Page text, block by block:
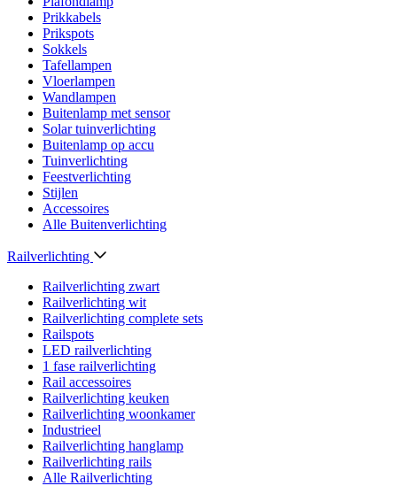
Prikkabels
Prikspots
Sokkels
Tafellampen
Vloerlampen
Wandlampen
Buitenlamp met sensor
Solar tuinverlichting
Buitenlamp op accu
Tuinverlichting
Feestverlichting
Stijlen
Accessoires
Alle Buitenverlichting
Railverlichting
Railverlichting zwart
Railverlichting wit
Railverlichting complete sets
Railspots
LED railverlichting
1 fase railverlichting
Rail accessoires
Railverlichting keuken
Railverlichting woonkamer
Industrieel
Railverlichting hanglamp
Railverlichting rails
Alle Railverlichting